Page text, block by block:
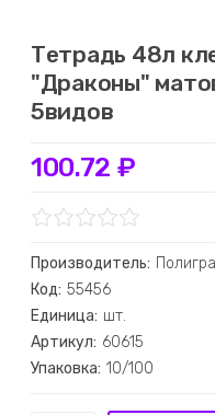
Тетрадь 48л
"Драконы"
5видов
100.72 ₽
Производитель:
Код: 55456
Единица: шт.
Артикул: 60615
Упаковка: 10/100